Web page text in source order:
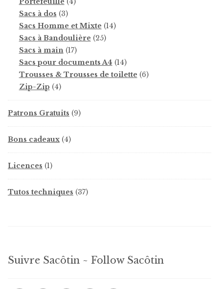
Sacs à dos 33
produits
Sacs Homme et Mixte 1414
Sacs à Bandoulière 2525
Sacs à main 1717
produits
Sacs pour documents A4 1414
produits
Trousses & Trousses de toilette 66
Zip-Zip 44
produits
Patrons Gratuits
99
produits
Bons cadeaux 44
produits
Licences 11
produit
Tutos techniques
3737
Suivre Sacôtin ~ Follow Sacôtin